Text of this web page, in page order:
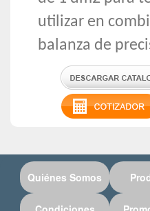
utilizar en
balanza de
Quiénes Somos